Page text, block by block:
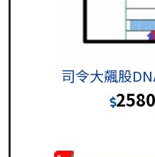
司令大飆股
2580